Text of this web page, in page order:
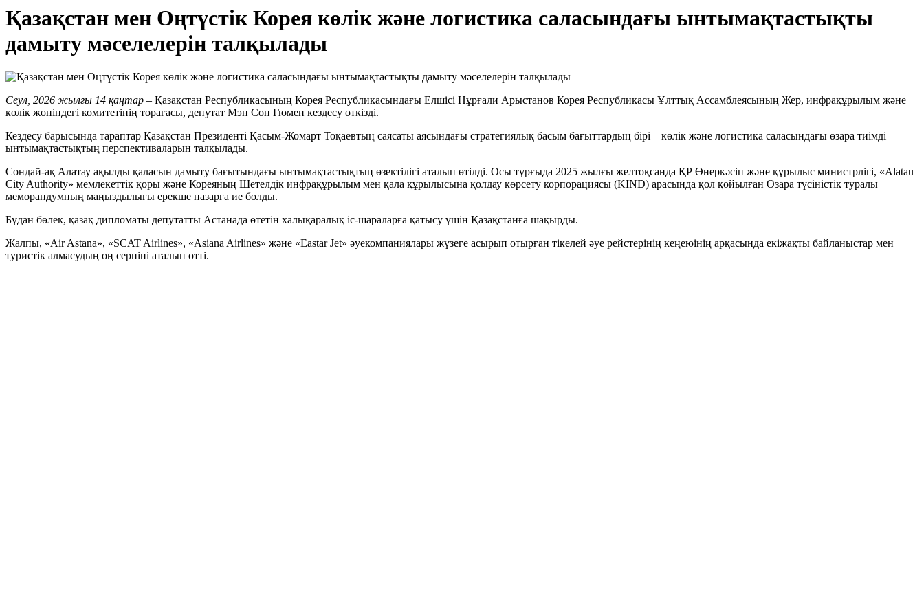
Қазақстан мен Оңтүстік Корея көлік және логистика саласындағы ынтымақтастықты
дамыту мәселелерін талқылады
Сеул, 2026 жылғы 14 қаңтар – Қазақстан Республикасының Корея Республикасындағы Елшісі Нұрғали Арыстанов Корея Республикасы Ұлттық Ассамблеясының Жер, инфрақұрылым және
көлік жөніндегі комитетінің төрағасы, депутат Мэн Сон Гюмен кездесу өткізді.
Кездесу барысында тараптар Қазақстан Президенті Қасым-Жомарт Тоқаевтың саясаты аясындағы стратегиялық басым бағыттардың бірі – көлік және логистика саласындағы өзара тиімді
ынтымақтастықтың перспективаларын талқылады.
Сондай-ақ Алатау ақылды қаласын дамыту бағытындағы ынтымақтастықтың өзектілігі аталып өтілді. Осы тұрғыда 2025 жылғы желтоқсанда ҚР Өнеркәсіп және құрылыс министрлігі, «Alatau
City Authority» мемлекеттік қоры және Кореяның Шетелдік инфрақұрылым мен қала құрылысына қолдау көрсету корпорациясы (KIND) арасында қол қойылған Өзара түсіністік туралы
меморандумның маңыздылығы ерекше назарға ие болды.
Бұдан бөлек, қазақ дипломаты депутатты Астанада өтетін халықаралық іс-шараларға қатысу үшін Қазақстанға шақырды.
Жалпы, «Air Astana», «SCAT Airlines», «Asiana Airlines» және «Eastar Jet» әуекомпаниялары жүзеге асырып отырған тікелей әуе рейстерінің кеңеюінің арқасында екіжақты байланыстар мен
туристік алмасудың оң серпіні аталып өтті.